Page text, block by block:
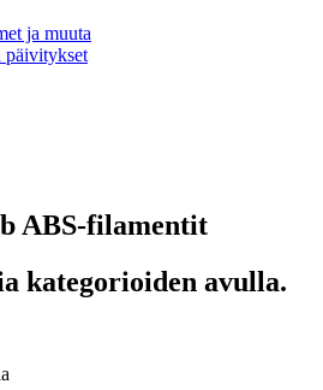
ja muuta
päivitykset
ABS-filamentit
kategorioiden avulla.